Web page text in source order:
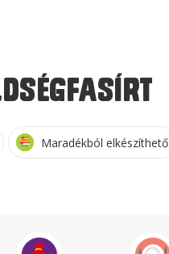
Maradékból elkészíthető